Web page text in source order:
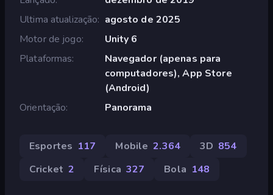
Ultima atualização
agosto de 2025
Motor de jogo
Unity 6
Plataformas
Navegador (apenas para
computadores), App Store
(Android)
Orientação
Panorama
Esportes 117 Mobile 2.364 3D 854
Cricket 2 Física 327 Bola 148